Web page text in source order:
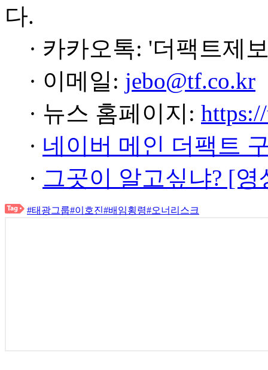
다.
· 카카오톡: '더팩트제
· 이메일: jebo@tf.co.kr
· 뉴스 홈페이지:
· 네이버 메인 더팩트
· 그곳이 알고싶냐? [
#태광그룹#이호진#배임횡령#오너리스크